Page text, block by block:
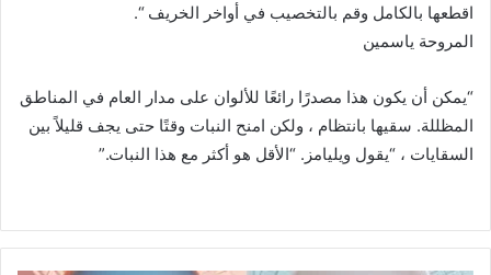
اقطعها بالكامل وقم بالتخصيب في أواخر الخريف “.
المروحة ياسمين
“يمكن أن يكون هذا مصدرًا رائعًا للألوان على مدار العام في المناطق
المظللة. سقيها بانتظام ، ولكن امنح النبات وقتًا حتى يجف قليلاً بين
السقايات ، “يقول ويليامز. “الأقل هو أكثر مع هذا النبات.”